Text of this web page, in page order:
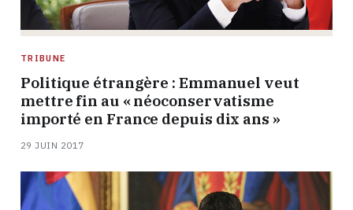
TRIBUNE
Politique étrangère : Emmanuel veut
mettre fin au « néoconservatisme
importé en France depuis dix ans »
29 JUIN 2017